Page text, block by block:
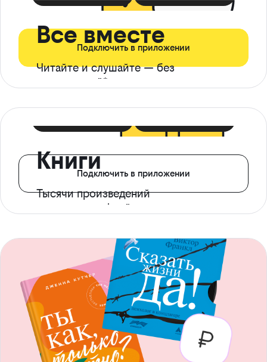
Все вместе
Читайте и слушайте — без
ограничений*
Подключить в приложении
Книги
Тысячи произведений
с доступом офлайн
Подключить в приложении